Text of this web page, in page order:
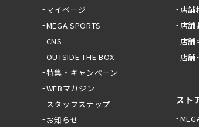
マイページ
MEGA SPORTS
CNS
OUTSIDE THE BOX
特集・キャンペーン
WEBマガジン
スタッフスナップ
お知らせ
店舗
店舗
店舗
店舗
スト